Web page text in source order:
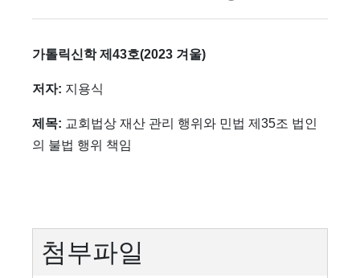
가톨릭신학 제43호(2023 겨울)
저자: 지용식
제목: 교회법상 재산 관리 행위와 민법 제35조 법인
의 불법 행위 책임
첨부파일